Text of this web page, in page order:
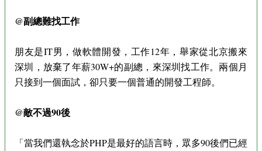
@副總難找工作
朋友是IT男，做軟體開發，工作12年，舉家從北京搬來
深圳，放棄了年薪30W+的副總，來深圳找工作。兩個月
只接到一個面試，卻只要一個普通的開發工程師。
@敵不過90後
「當我們還執念於PHP是最好的語言時，眾多90後們已經